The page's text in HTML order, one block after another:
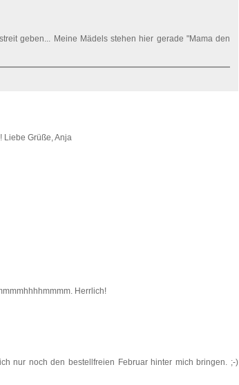
geben... Meine Mädels stehen hier gerade "Mama den
Liebe Grüße, Anja
Herrlich!
nur noch den bestellfreien Februar hinter mich bringen. ;-)